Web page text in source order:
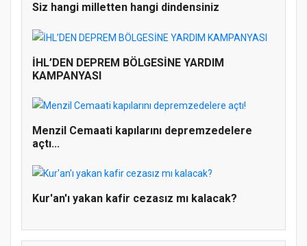
Doğanyol'da Temel Dini Bilgiler Sınavı
Siz hangi milletten hangi dindensiniz
İHL’DEN DEPREM BÖLGESİNE YARDIM
KAMPANYASI
Menzil Cemaati kapılarını depremzedelere
açtı...
Kur'an'ı yakan kafir cezasız mı kalacak?